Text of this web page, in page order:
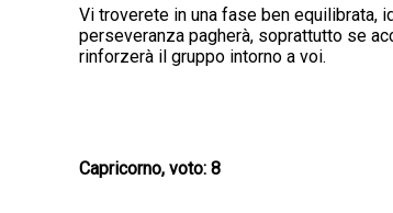
Vi troverete in una fase ben equilibrata,
perseveranza pagherà, soprattutto se
rinforzerà il gruppo intorno a voi.
Capricorno, voto: 8